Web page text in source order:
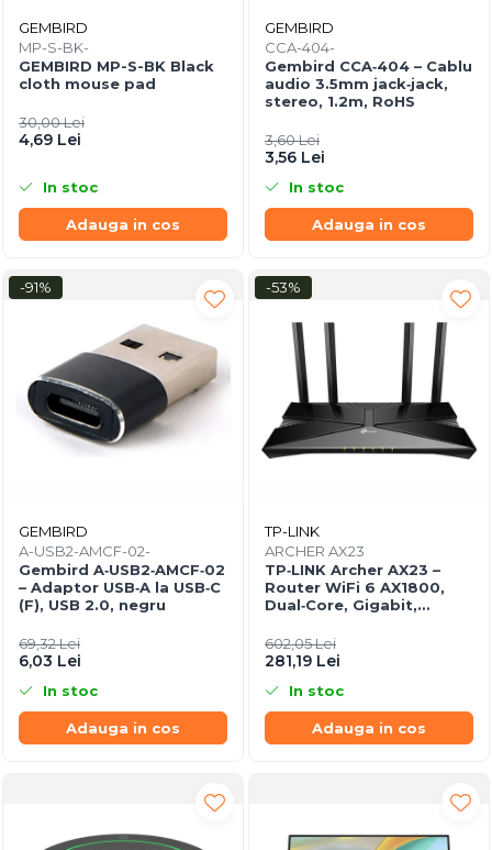
GEMBIRD
MP-S-BK-
GEMBIRD MP-S-BK Black
cloth mouse pad
30,00 Lei
4,69 Lei
In stoc
Adauga in cos
GEMBIRD
CCA-404-
Gembird CCA‑404 – Cablu
audio 3.5mm jack‑jack,
stereo, 1.2m, RoHS
3,60 Lei
3,56 Lei
In stoc
Adauga in cos
-91%
GEMBIRD
A-USB2-AMCF-02-
Gembird A‑USB2‑AMCF‑02
– Adaptor USB‑A la USB‑C
(F), USB 2.0, negru
69,32 Lei
6,03 Lei
In stoc
Adauga in cos
-53%
TP-LINK
ARCHER AX23
TP‑LINK Archer AX23 –
Router WiFi 6 AX1800,
Dual‑Core, Gigabit,
602,05 Lei
281,19 Lei
In stoc
Adauga in cos